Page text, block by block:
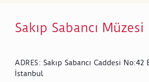
Sakıp Sabancı Müzesi
ADRES: Sakıp Sabancı Caddesi No:42
İstanbul